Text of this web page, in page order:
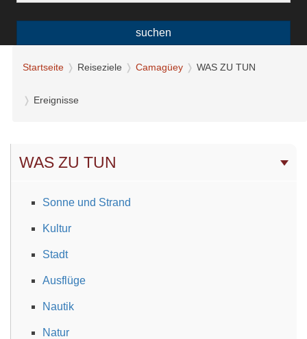
suchen
Startseite Reiseziele Camagüey WAS ZU TUN
Ereignisse
WAS ZU TUN
Sonne und Strand
Kultur
Stadt
Ausflüge
Nautik
Natur